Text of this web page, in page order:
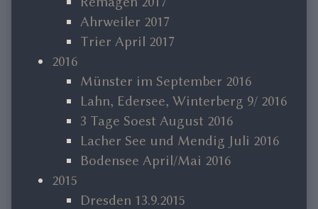
Ahrweiler 2017
Trier April 2017
2016
Münster im September 2016
Lahn, Edersee, Winterberg 9/ 2016
3 Tage Soest August 2016
Lacher See und Mendig Juli 2016
Bodensee April/Mai 2016
2015
Dresden 13.9.2015